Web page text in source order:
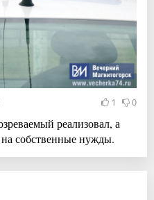
1 0
реализовал, а
собственные нужды.